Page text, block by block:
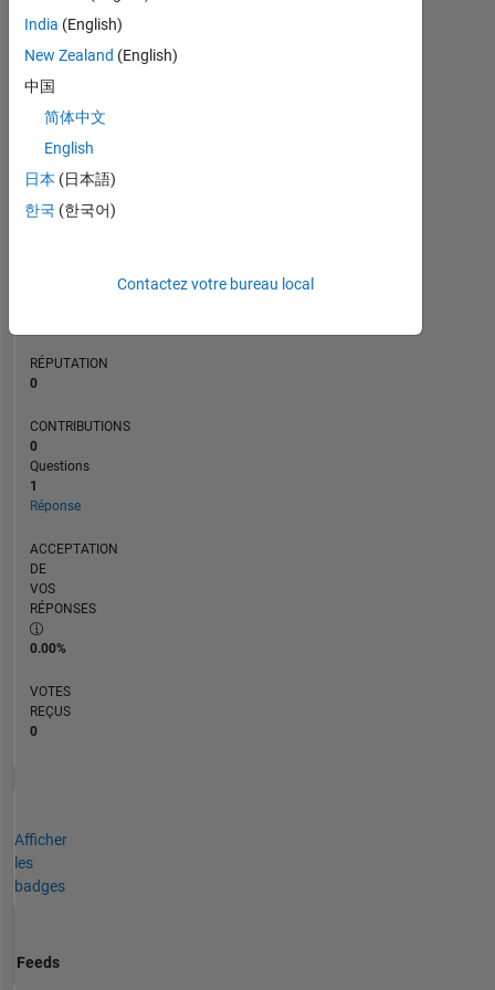
05/20
01/21
09/21
05/22
01/23
09/23
05/24
01/25
09/25
05/26
02/21
11/21
08/22
05/23
02/24
11/24
08/25
RANG
RÉPUTATION
0
CONTRIBUTIONS
0
Questions
1
Réponse
ACCEPTATION
DE
VOS
RÉPONSES
0.00%
VOTES
REÇUS
0
Afficher
les
badges
Feeds
India (English)
New Zealand (English)
中国
简体中文
English
日本 (日本語)
한국 (한국어)
Contactez votre bureau local